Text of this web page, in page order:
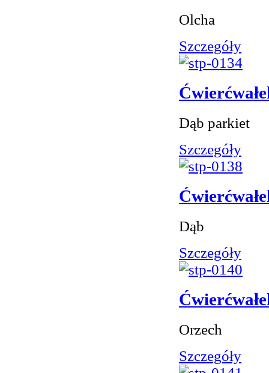
Olcha
Szczegóły
Dąb parkiet
Szczegóły
Dąb
Szczegóły
Orzech
Szczegóły